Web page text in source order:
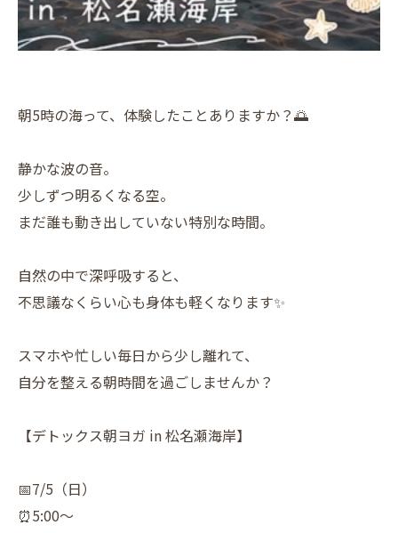
朝5時の海って、体験したことありますか？🌅
静かな波の音。
少しずつ明るくなる空。
まだ誰も動き出していない特別な時間。
自然の中で深呼吸すると、
不思議なくらい心も身体も軽くなります✨
スマホや忙しい毎日から少し離れて、
自分を整える朝時間を過ごしませんか？
【デトックス朝ヨガ in 松名瀬海岸】
📅7/5（日）
⏰5:00〜